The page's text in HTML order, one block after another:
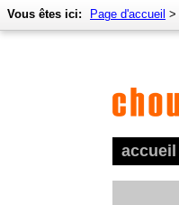
accueil
Vous êtes ici: Page d'accueil >